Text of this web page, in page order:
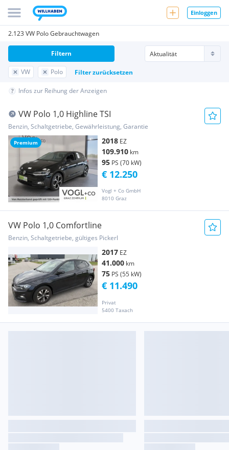
Einloggen
2.123 VW Polo Gebrauchtwagen
VW Polo Filter zurücksetzen
Filtern
Infos zur Reihung der Anzeigen
Premium
VW Polo 1,0 Highline TSI
Benzin, Schaltgetriebe, Gewährleistung, Garantie
2018 EZ
109.910 km
95 PS (70 kW)
Vogl + Co GmbH
8010 Graz
€ 12.250
VW Polo 1,0 Comfortline
Benzin, Schaltgetriebe, gültiges Pickerl
2017 EZ
41.000 km
75 PS (55 kW)
Privat
5400 Taxach
€ 11.490